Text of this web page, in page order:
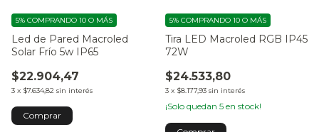
Led de Pared Macroled
Solar Frío 5w IP65
$22.904,47
3 x $7.634,82 sin interés
5% COMPRANDO 10 O MÁS
Tira LED Macroled RGB IP45
72W
$24.533,80
3 x $8.177,93 sin interés
5% COMPRANDO 10 O MÁS
¡Solo quedan 5 en stock!